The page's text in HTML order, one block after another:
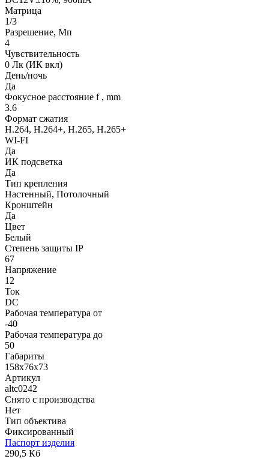
Матрица
1/3
Разрешение, Мп
4
Чувствительность
0 Лк (ИК вкл)
День/ночь
Да
Фокусное расстояние f , mm
3.6
Формат сжатия
H.264, H.264+, H.265, H.265+
WI-FI
Да
ИК подсветка
Да
Тип крепления
Настенный, Потолочный
Кронштейн
Да
Цвет
Белый
Степень защиты IP
67
Напряжение
12
Ток
DC
Рабочая температура от
-40
Рабочая температура до
50
Габариты
158x76x73
Артикул
altc0242
Снято с производства
Нет
Тип объектива
Фиксированный
Паспорт изделия
290,5 Кб